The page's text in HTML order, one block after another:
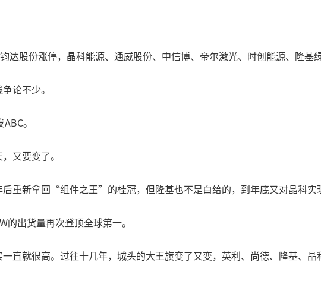
达股份涨停，晶科能源、通威股份、中信博、帝尔激光、时创能源、隆基
论不少。
。
又要变了。
重新拿回“组件之王”的桂冠，但隆基也不是白给的，到年底又对晶科实
出货量再次登顶全球第一。
直就很高。过往十几年，城头的大王旗变了又变，英利、尚德、隆基、晶